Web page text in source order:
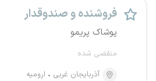
فروشنده و صندوقدار
پوشاک پریمو
منقضی شده
آذربایجان غربی
ارومیه